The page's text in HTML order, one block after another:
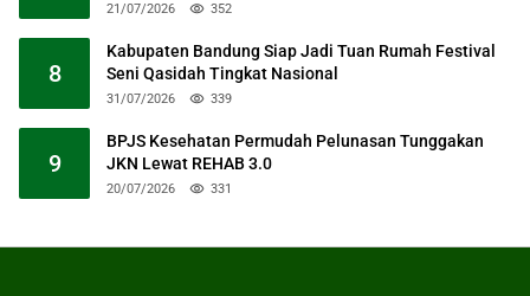
21/07/2026 352
8
Kabupaten Bandung Siap Jadi Tuan Rumah Festival
Seni Qasidah Tingkat Nasional
31/07/2026 339
9
BPJS Kesehatan Permudah Pelunasan Tunggakan
JKN Lewat REHAB 3.0
20/07/2026 331